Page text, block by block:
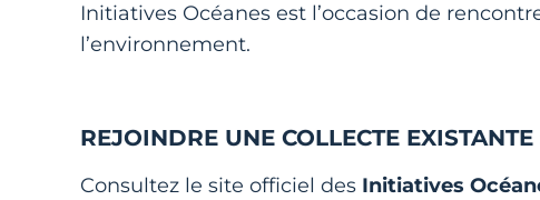
Initiatives Océanes est l’occasion de
l’environnement.
REJOINDRE UNE COLLECTE
Consultez le site officiel des Initiatives